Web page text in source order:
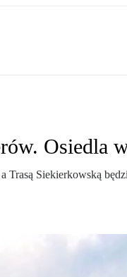
Osiedla
Siekierkowską